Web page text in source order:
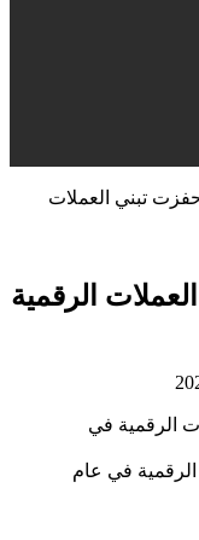
تبني العملات
الرقمية
في عام